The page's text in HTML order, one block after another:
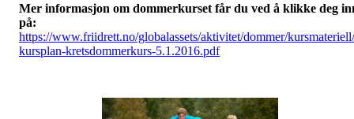
Mer informasjon om dommerkurset får du ved å klikke deg
på:
https://www.friidrett.no/globalassets/aktivitet/dommer/kursmateriell/
kursplan-kretsdommerkurs-5.1.2016.pdf